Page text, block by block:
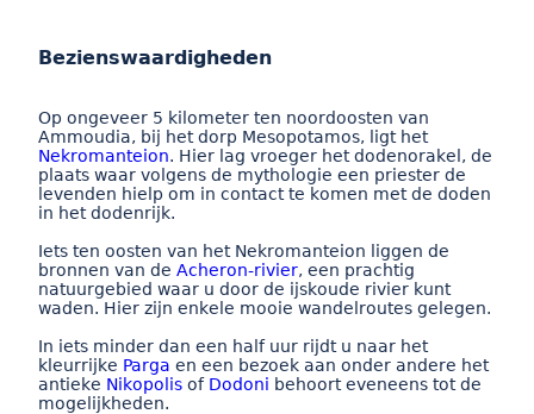
Bezienswaardigheden
Op ongeveer 5 kilometer ten noordoosten van
Ammoudia, bij het dorp Mesopotamos, ligt het
Nekromanteion. Hier lag vroeger het dodenorakel, de
plaats waar volgens de mythologie een priester de
levenden hielp om in contact te komen met de doden
in het dodenrijk.
Iets ten oosten van het Nekromanteion liggen de
bronnen van de Acheron-rivier, een prachtig
natuurgebied waar u door de ijskoude rivier kunt
waden. Hier zijn enkele mooie wandelroutes gelegen.
In iets minder dan een half uur rijdt u naar het
kleurrijke Parga en een bezoek aan onder andere het
antieke Nikopolis of Dodoni behoort eveneens tot de
mogelijkheden.